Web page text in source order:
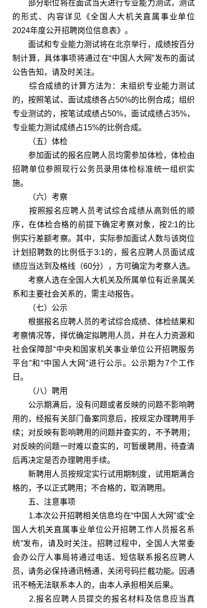
部分职位将在面试当天进行专业能力测试，测试
的形式、内容详见《全国人大机关直属事业单位
2024年度公开招聘岗位信息表》。
面试和专业能力测试将在北京举行，成绩按百分
制计算，具体事项将通过在“中国人大网”发布的面试
公告告知，请及时关注。
综合成绩的计算方法为：未组织专业能力测试
的，按照笔试、面试成绩各占50%的比例合成；组织
专业测试的，按笔试成绩占50%，面试成绩占35%，
专业能力测试成绩占15%的比例合成。
（五）体检
参加面试的报名应聘人员均需参加体检，体检由
招聘单位参照现行公务员录用体检标准统一组织实
施。
（六）考察
按照报名应聘人员考试综合成绩从高到低的顺
序，在体检合格的前提下确定考察对象，按2:1的比
例实行差额考察。其中，实际参加面试人数与该岗位
计划招聘数的比例低于3:1的，报名应聘人员面试成
绩应当达到及格线（60分），方可确定为考察人选。
考察人选在全国人大机关及所属单位有近亲属关
系和主要社会关系的，需主动报告。
（七）公示
根据报名应聘人员的考试综合成绩、体检结果和
考察情况等，择优确定拟聘用人员，并在人力资源和
社会保障部“中央和国家机关事业单位公开招聘服务
平台”和“中国人大网”进行公示。公示期为7个工作
日。
（八）聘用
公示期满后，没有问题或者反映的问题不影响聘
用的，经报有关部门备案同意后，按规定办理聘用手
续；对反映有影响聘用的问题并查实的，不予聘用；
对反映的问题一时难以查实的，可暂缓聘用，待查清
后再决定是否办理聘用手续。
新聘用人员按规定实行试用期制度，试用期满合
格的，予以正式聘用；不合格的，取消聘用。
五、注意事项
1.本次公开招聘相关信息均在“中国人大网”或“全
国人大机关直属事业单位公开招聘工作人员报名系
统”发布，请及时关注。招聘过程中，全国人大常委
会办公厅人事局将通过电话、短信联系报名应聘人
员，请务必保持通讯畅通，关闭号码拦截功能。因通
讯不畅无法联系本人的，由本人承担相关后果。
2.报名应聘人员提交的报名材料及信息应当真